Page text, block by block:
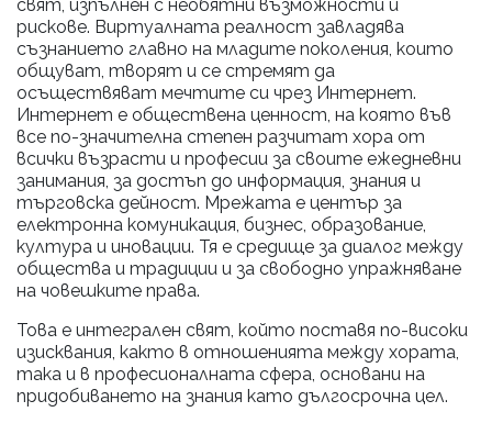
свят, изпълнен с необятни възможности и
рискове. Виртуалната реалност завладява
съзнанието главно на младите поколения, които
общуват, творят и се стремят да
осъществяват мечтите си чрез Интернет.
Интернет е обществена ценност, на която във
все по-значителна степен разчитат хора от
всички възрасти и професии за своите ежедневни
занимания, за достъп до информация, знания и
търговска дейност. Мрежата е център за
електронна комуникация, бизнес, образование,
култура и иновации. Тя е средище за диалог между
общества и традиции и за свободно упражняване
на човешките права.
Това е интегрален свят, който поставя по-високи
изисквания, както в отношенията между хората,
така и в професионалната сфера, основани на
придобиването на знания като дългосрочна цел.